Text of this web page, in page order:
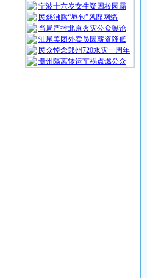
宁波十六岁女生疑因校园霸
民怨沸腾“辱包”风靡网络
当局严控北京火灾公众舆论
汕尾美团外卖员因薪资降低
民众悼念郑州720水灾一周年
贵州隔离转运车祸点燃公众